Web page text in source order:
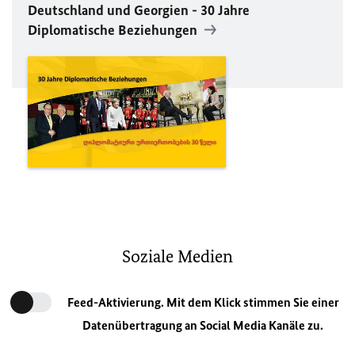
Deutschland und Georgien - 30 Jahre
Diplomatische Beziehungen
Soziale Medien
Feed-Aktivierung. Mit dem Klick stimmen Sie einer
Datenübertragung an Social Media Kanäle zu.